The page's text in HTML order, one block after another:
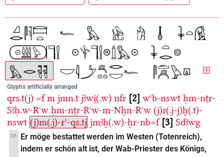
Glyphs artificially arranged
qrs.t(j) =f m jmn.t jꜣwi̯(.w) nfr 2 wꜥb-nswt ḥm-nṯr-
Sꜣḥ.w-Rꜥw ḥm-nṯr-Rꜥw-m-Nḫn-Rꜥw (j)r(.j-j)ḫ(.t)-
nswt (j)m(.j)-rʾ-qs.tj jmꜣḫ(.w)-ḫr-nb=f 3 Sdꜣwg
DE
Er möge bestattet werden im Westen (Totenreich),
indem er schön alt ist, der Wab-Priester des Königs,